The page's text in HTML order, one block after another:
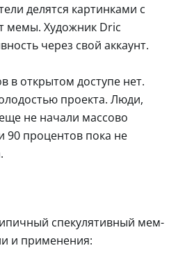
делятся картинками с
мемы. Художник Dric
через свой аккаунт.
в открытом доступе нет.
проекта. Люди,
не начали массово
90 процентов пока не
спекулятивный мем-
и применения: